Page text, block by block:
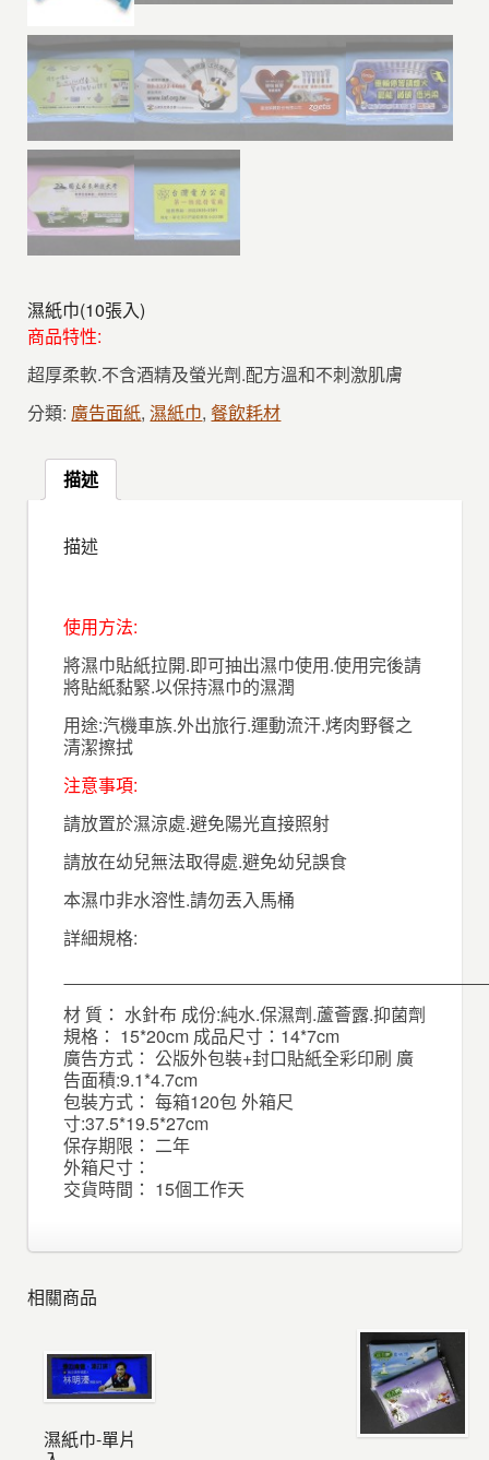
濕紙巾(10張入)
商品特性:
超厚柔軟.不含酒精及螢光劑.配方溫和不刺激肌膚
分類: 廣告面紙,濕紙巾,餐飲耗材
描述
描述
使用方法:
將濕巾貼紙拉開.即可抽出濕巾使用.使用完後請
將貼紙黏緊.以保持濕巾的濕潤
用途:汽機車族.外出旅行.運動流汗.烤肉野餐之
清潔擦拭
注意事項:
請放置於濕涼處.避免陽光直接照射
請放在幼兒無法取得處.避免幼兒誤食
本濕巾非水溶性.請勿丟入馬桶
詳細規格:
材 質： 水針布 成份:純水.保濕劑.蘆薈露.抑菌劑
規格： 15*20cm 成品尺寸：14*7cm
廣告方式： 公版外包裝+封口貼紙全彩印刷 廣
告面積:9.1*4.7cm
包裝方式： 每箱120包 外箱尺
寸:37.5*19.5*27cm
保存期限： 二年
外箱尺寸：
交貨時間： 15個工作天
相關商品
濕紙巾-單片